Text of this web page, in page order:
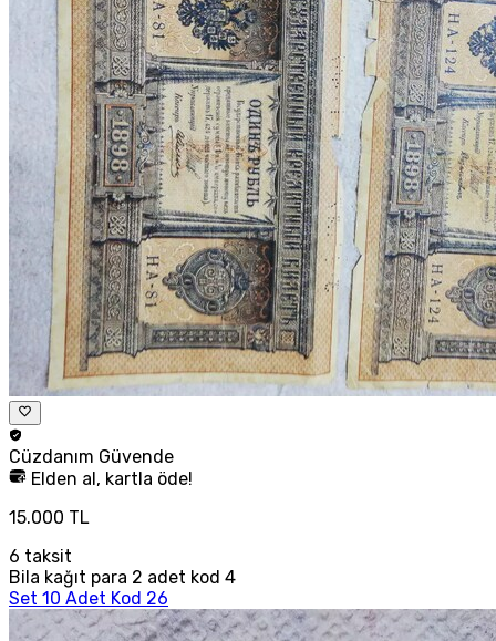
Cüzdanım Güvende
Elden al, kartla öde!
15.000 TL
6 taksit
Bila kağıt para 2 adet kod 4
Set 10 Adet Kod 26